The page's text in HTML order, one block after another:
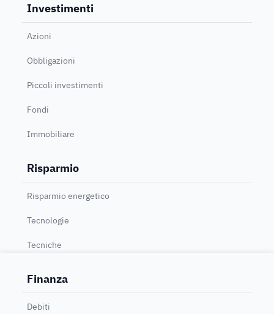
Investimenti
Azioni
Obbligazioni
Piccoli investimenti
Fondi
Immobiliare
Risparmio
Risparmio energetico
Tecnologie
Tecniche
Finanza
Debiti